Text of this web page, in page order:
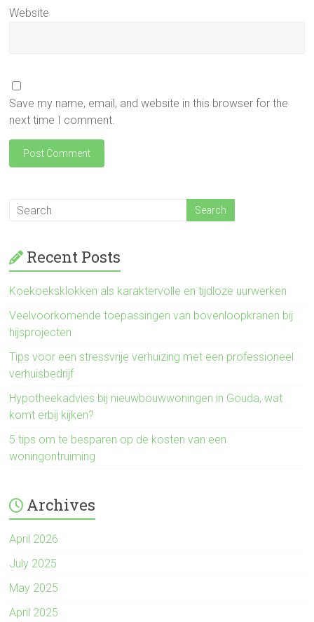
Website
Save my name, email, and website in this browser for the
next time I comment.
Recent Posts
Koekoeksklokken als karaktervolle en tijdloze uurwerken
Veelvoorkomende toepassingen van bovenloopkranen bij
hijsprojecten
Tips voor een stressvrije verhuizing met een professioneel
verhuisbedrijf
Hypotheekadvies bij nieuwbouwwoningen in Gouda, wat
komt erbij kijken?
5 tips om te besparen op de kosten van een
woningontruiming
Archives
April 2026
July 2025
May 2025
April 2025